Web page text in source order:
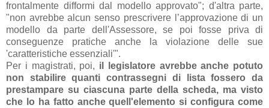
frontalmente difformi dal modello approvato"; d'altra parte,
"non avrebbe alcun senso prescrivere l’approvazione di un
modello da parte dell'Assessore, se poi fosse priva di
conseguenze pratiche anche la violazione delle sue
'caratteristiche essenziali'".
Per i magistrati, poi, il legislatore avrebbe anche potuto
non stabilire quanti contrassegni di lista fossero da
prestampare su ciascuna parte della scheda, ma visto
che lo ha fatto anche quell'elemento si configura come